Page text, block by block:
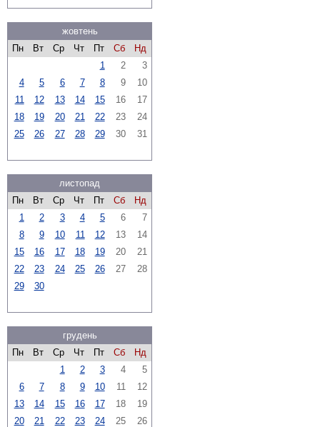
жовтень
Пн
Вт Ср Чт Пт Сб
Нд
1
2
3
4
5 6 7 8 9
10
11
12 13 14 15 16
17
18
19 20 21 22 23
24
25
26 27 28 29 30 31
листопад
Пн
Вт Ср Чт Пт Сб
Нд
1
2 3 4 5 6
7
8
9 10 11 12 13
14
15
16 17 18 19 20
21
22
23 24 25 26 27
28
29
30
грудень
Пн
Вт Ср Чт Пт Сб
Нд
1
2 3 4
5
6
7 8 9 10 11
12
13
14 15 16 17 18
19
20
21 22 23 24 25
26